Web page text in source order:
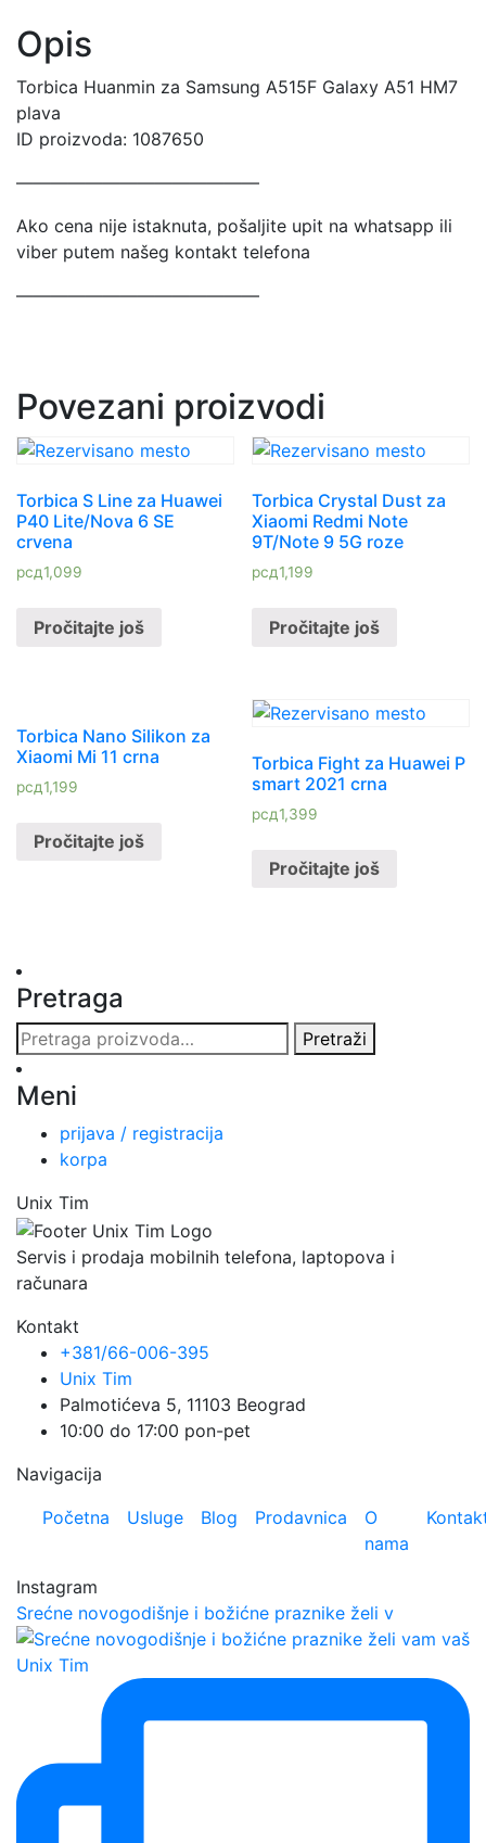
Opis
Torbica Huanmin za Samsung A515F Galaxy A51 HM7
plava
ID proizvoda: 1087650
——————————————
Ako cena nije istaknuta, pošaljite upit na whatsapp ili
viber putem našeg kontakt telefona
——————————————
Povezani proizvodi
Torbica S Line za Huawei
P40 Lite/Nova 6 SE
crvena
рсд1,099
Pročitajte još
Torbica Crystal Dust za
Xiaomi Redmi Note
9T/Note 9 5G roze
рсд1,199
Pročitajte još
Torbica Nano Silikon za
Xiaomi Mi 11 crna
рсд1,199
Pročitajte još
Torbica Fight za Huawei P
smart 2021 crna
рсд1,399
Pročitajte još
Pretraga
Pretraga
za:
Pretraži
Meni
prijava / registracija
korpa
Unix Tim
Servis i prodaja mobilnih telefona, laptopova i
računara
Kontakt
+381/66-006-395
Unix Tim
Palmotićeva 5, 11103 Beograd
10:00 do 17:00 pon-pet
Navigacija
Početna
Usluge Blog Prodavnica
O
nama
Instagram
Srećne novogodišnje i božićne praznike želi v